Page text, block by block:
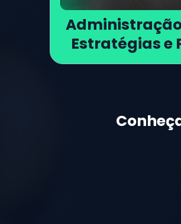
Estratégias e